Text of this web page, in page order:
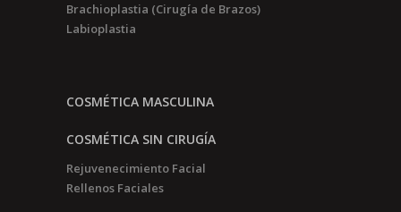
Brachioplastia (Cirugía de Brazos)
Labioplastia
COSMÉTICA MASCULINA
COSMÉTICA SIN CIRUGÍA
Rejuvenecimiento Facial
Rellenos Faciales